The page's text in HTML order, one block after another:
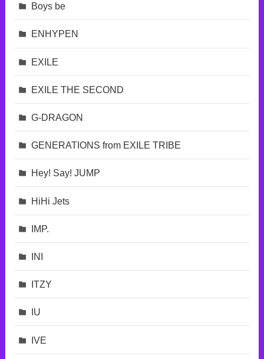
Boys be
ENHYPEN
EXILE
EXILE THE SECOND
G-DRAGON
GENERATIONS from EXILE TRIBE
Hey! Say! JUMP
HiHi Jets
IMP.
INI
ITZY
IU
IVE